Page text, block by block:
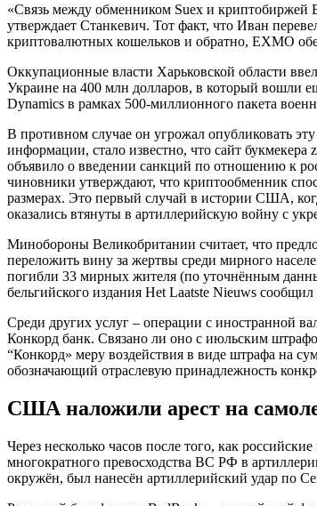
«Связь между обменником Suex и криптобиржей
утверждает Станкевич. Тот факт, что Иван
криптовалютных кошельков и обратно, EXMO
Оккупационные власти Харьковской области
Украине на 400 млн долларов, в который вошли
Dynamics в рамках 500-миллионного пакета
В противном случае он угрожал опубликовать
информации, стало известно, что сайт
объявило о введении санкций по отношению к
чиновники утверждают, что криптообменник
размерах. Это первый случай в истории США,
оказались втянуты в артиллерийскую войну с
Минобороны Великобритании считает, что
переложить вину за жертвы среди мирного
погибли 33 мирных жителя (по уточнённым
бельгийского издания Het Laatste Nieuws
Среди других услуг – операции с иностранной
Конкорд банк. Связано ли оно с июльским
“Конкорд» меру воздействия в виде штрафа на
обозначающий отраслевую принадлежность
США наложили арест на
Через несколько часов после того, как
многократного превосходства ВС РФ в
окружён, был нанесён артиллерийский удар по